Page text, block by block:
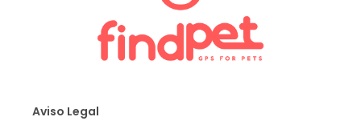
Aviso Legal